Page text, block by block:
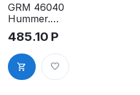
GRM 46040
Hummer.
Оснастка
для печати в
боксе, д.40
мм, корпус
чёрный
485.10 Р